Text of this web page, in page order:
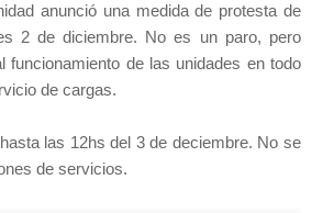
anunció una medida de protesta de
2 de diciembre. No es un paro, pero
funcionamiento de las unidades en todo
de cargas.
las 12hs del 3 de deciembre. No se
de servicios.